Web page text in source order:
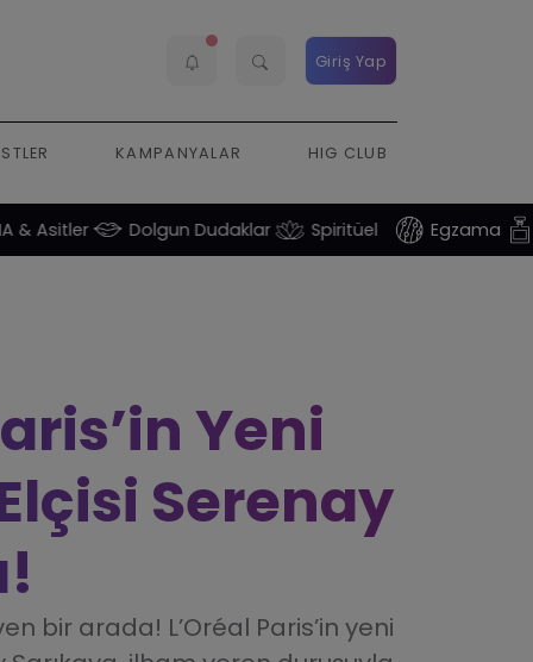
Giriş Yap
KAMPANYALAR HIG CLUB
Dolgun Dudaklar Spiritüel Egzama Parfüm
Yeni
Serenay
bir arada! L’Oréal Paris’in yeni